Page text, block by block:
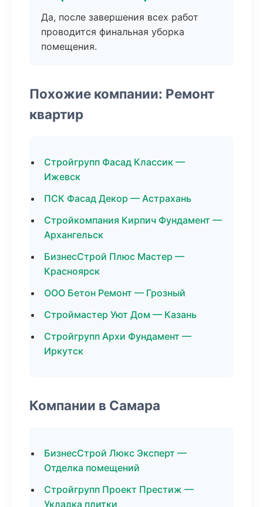
Да, после завершения всех работ
проводится финальная уборка
помещения.
Похожие компании: Ремонт
квартир
Стройгрупп Фасад Классик —
Ижевск
ПСК Фасад Декор — Астрахань
Стройкомпания Кирпич Фундамент —
Архангельск
БизнесСтрой Плюс Мастер —
Красноярск
ООО Бетон Ремонт — Грозный
Строймастер Уют Дом — Казань
Стройгрупп Архи Фундамент —
Иркутск
Компании в Самара
БизнесСтрой Люкс Эксперт —
Отделка помещений
Стройгрупп Проект Престиж —
Укладка плитки